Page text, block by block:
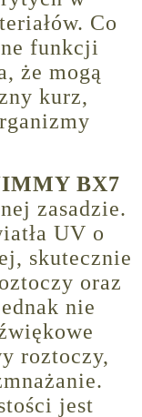
Co
funkcji
że mogą
kurz,
BX7
zasadzie.
UV o
skutecznie
oraz
nie
roztoczy,
jest